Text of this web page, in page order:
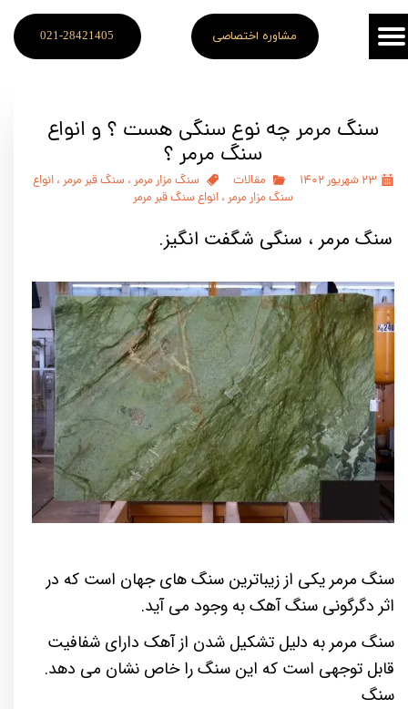
021-28421405 مشاوره اختصاصی
سنگ مرمر چه نوع سنگی هست ؟ و انواع
سنگ مرمر ؟
۲۳ شهریور ۱۴۰۲ مقالات سنگ مزار مرمر ، سنگ قبر مرمر ، انواع
سنگ مزار مرمر ، انواع سنگ قبر مرمر
​سنگ مرمر ، سنگی شگفت انگیز.
سنگ مرمر یکی از زیباترین سنگ های جهان است که در
اثر دگرگونی سنگ آهک به وجود می آید.
سنگ مرمر به دلیل تشکیل شدن از آهک دارای شفافیت
قابل توجهی است که این سنگ را خاص نشان می دهد.
سنگ